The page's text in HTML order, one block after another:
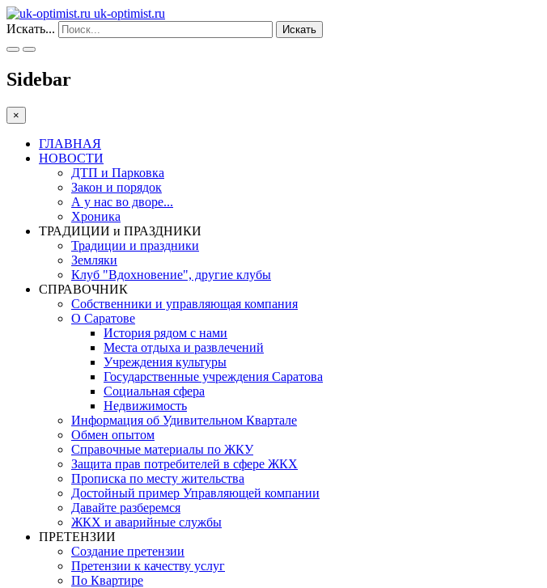
uk-optimist.ru
Искать...
Искать
Sidebar
×
ГЛАВНАЯ
НОВОСТИ
ДТП и Парковка
Закон и порядок
А у нас во дворе...
Хроника
ТРАДИЦИИ и ПРАЗДНИКИ
Традиции и праздники
Земляки
Клуб "Вдохновение", другие клубы
СПРАВОЧНИК
Собственники и управляющая компания
О Саратове
История рядом с нами
Места отдыха и развлечений
Учреждения культуры
Государственные учреждения Саратова
Социальная сфера
Недвижимость
Информация об Удивительном Квартале
Обмен опытом
Справочные материалы по ЖКУ
Защита прав потребителей в сфере ЖКХ
Прописка по месту жительства
Достойный пример Управляющей компании
Давайте разберемся
ЖКХ и аварийные службы
ПРЕТЕНЗИИ
Создание претензии
Претензии к качеству услуг
По Квартире